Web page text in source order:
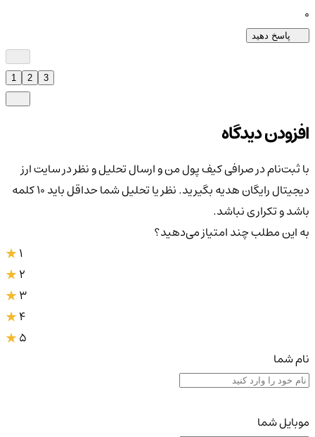
پاسخ دهید
افزودن دیدگاه
با ثبت‌نام در صرافی کیف پول من و ارسال تحلیل و نظر در سایت ارز
دیجیتال رایگان هدیه بگیرید. نظر یا تحلیل شما حداقل باید ۱۰ کلمه
باشد و تکراری نباشد.
به این مطلب چند امتیاز می‌دهید؟
3
4
5
نام شما
موبایل شما